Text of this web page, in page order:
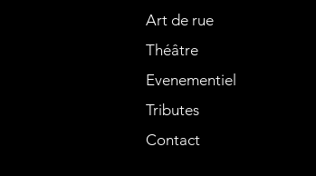
Art de rue
Théâtre
Evenementiel
Tributes
Contact